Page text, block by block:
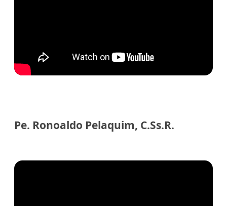
Pe. Ronoaldo Pelaquim, C.Ss.R.